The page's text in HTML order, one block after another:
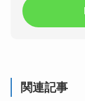
関連記事